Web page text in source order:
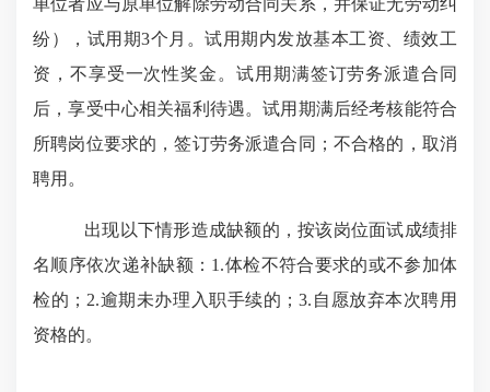
单位者应与原单位解除劳动合同关系，并保证无劳动纠
纷），试用期3个月。试用期内发放基本工资、绩效工
资，不享受一次性奖金。试用期满签订劳务派遣合同
后，享受中心相关福利待遇。试用期满后经考核能符合
所聘岗位要求的，签订劳务派遣合同；不合格的，取消
聘用。
出现以下情形造成缺额的，按该岗位面试成绩排
名顺序依次递补缺额： 1.体检不符合要求的或不参加体
检的； 2.逾期未办理入职手续的；3. 自愿放弃本次聘用
资格的。